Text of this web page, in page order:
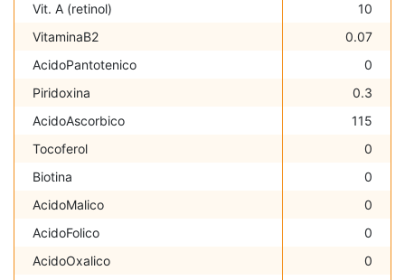
Vit. A (retinol)
10
VitaminaB2
0.07
AcidoPantotenico
0
Piridoxina
0.3
AcidoAscorbico
115
Tocoferol
0
Biotina
0
AcidoMalico
0
AcidoFolico
0
AcidoOxalico
0